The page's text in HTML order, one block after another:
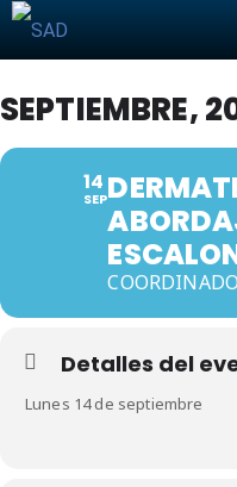
SEPTIEMBRE,
14
SEP
Detalles del
Lunes 14 de septiembre